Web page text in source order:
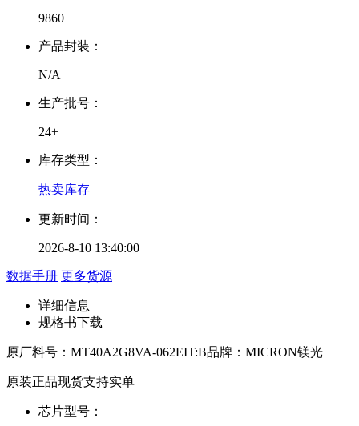
9860
产品封装：
N/A
生产批号：
24+
库存类型：
热卖库存
更新时间：
2026-8-10 13:40:00
数据手册 更多货源
详细信息
规格书下载
原厂料号： MT40A2G8VA-062EIT:B品牌： MICRON镁光
原装正品现货支持实单
芯片型号：